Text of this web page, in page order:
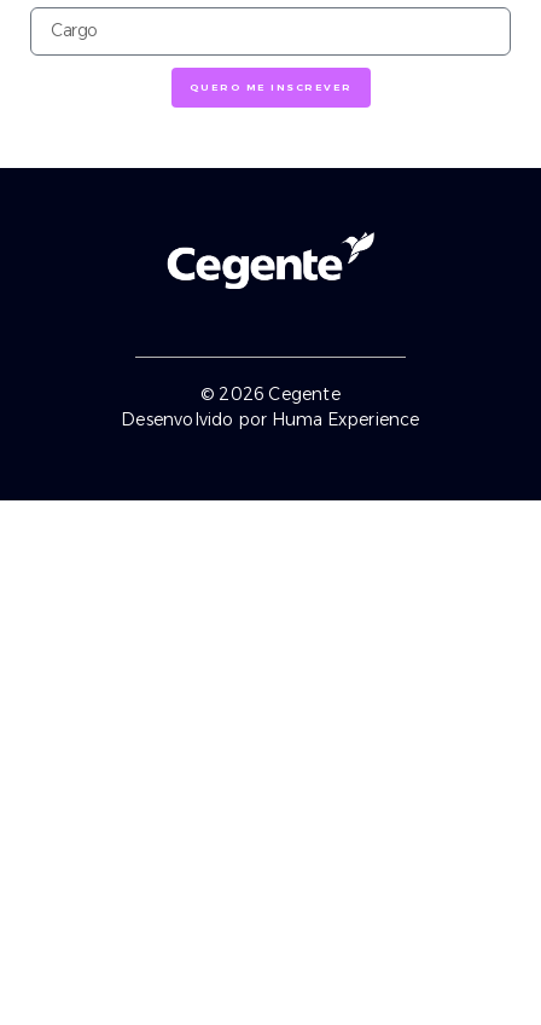
QUERO ME INSCREVER
© 2026 Cegente
Desenvolvido por Huma Experience